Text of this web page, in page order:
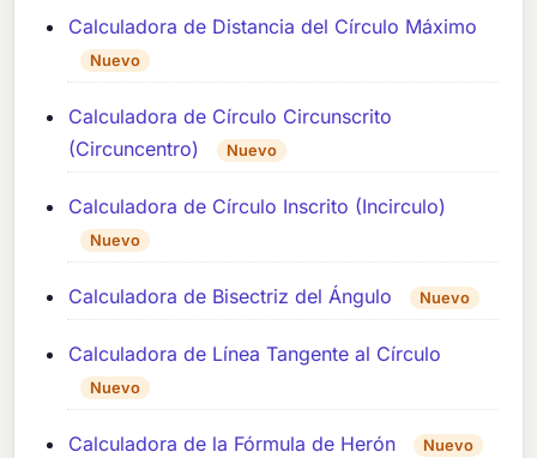
Calculadora de Distancia del Círculo Máximo
Nuevo
Calculadora de Círculo Circunscrito
(Circuncentro)
Nuevo
Calculadora de Círculo Inscrito (Incirculo)
Nuevo
Calculadora de Bisectriz del Ángulo Nuevo
Calculadora de Línea Tangente al Círculo
Nuevo
Calculadora de la Fórmula de Herón Nuevo